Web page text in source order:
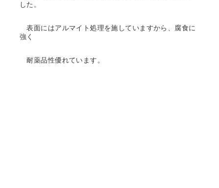
した。
表面にはアルマイト処理を施していますから、腐食に
強く
耐薬品性優れています。